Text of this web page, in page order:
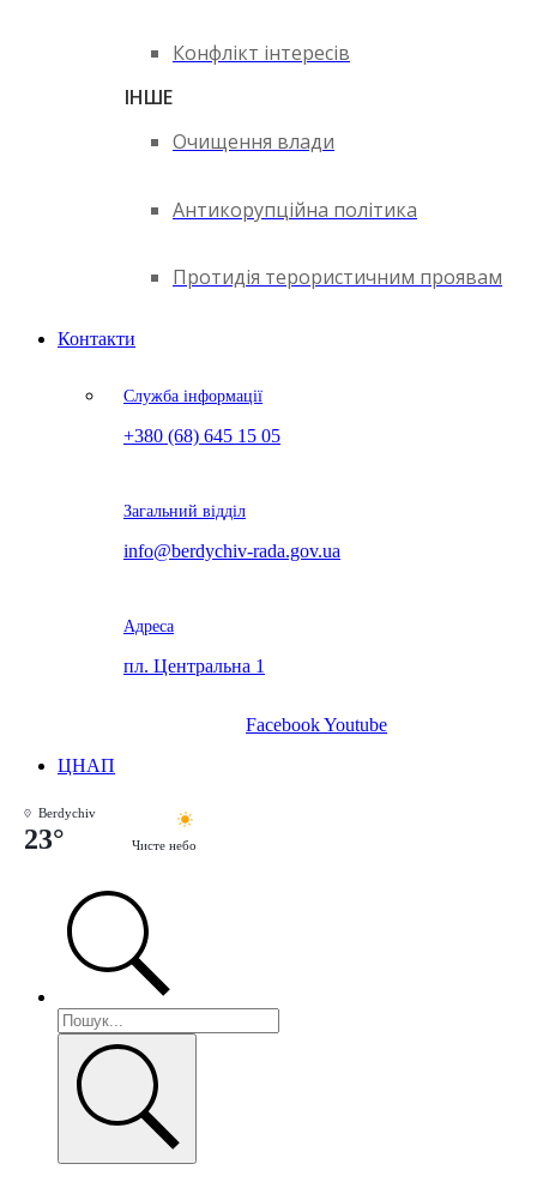
Конфлікт інтересів
ІНШЕ
Очищення влади
Антикорупційна політика
Протидія терористичним проявам
Контакти
Служба інформації
+380 (68) 645 15 05
Загальний відділ
info@berdychiv-rada.gov.ua
Адреса
пл. Центральна 1
FacebookYoutube
ЦНАП
Berdychiv
23° Чисте небо